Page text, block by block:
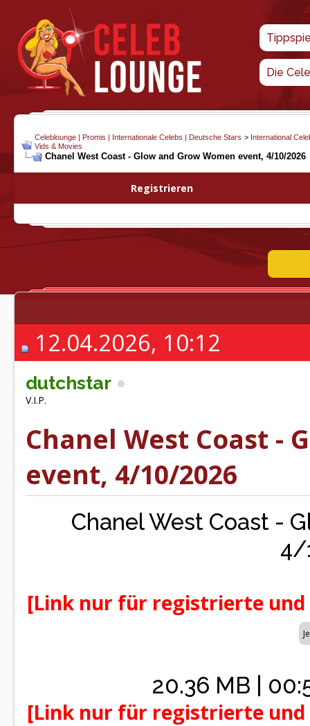
Die
Celeblounge | Promis | Internationale Celebs | Deutsche Stars > International
Vids & Movies
Chanel West Coast - Glow and Grow Women event, 4/10/2026
Registrieren
12.04.2026, 10:12
dutchstar
V.I.P.
Chanel West Coast -
event, 4/10/2026
Chanel West Coast -
4/
[Link nur für registrierte
20.36 MB |
[Link nur für registrierte